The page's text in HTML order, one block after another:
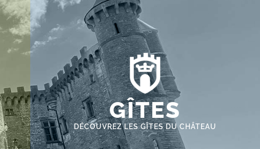
GÎTES
DÉCOUVREZ LES GÎTES DU CHÂTEAU